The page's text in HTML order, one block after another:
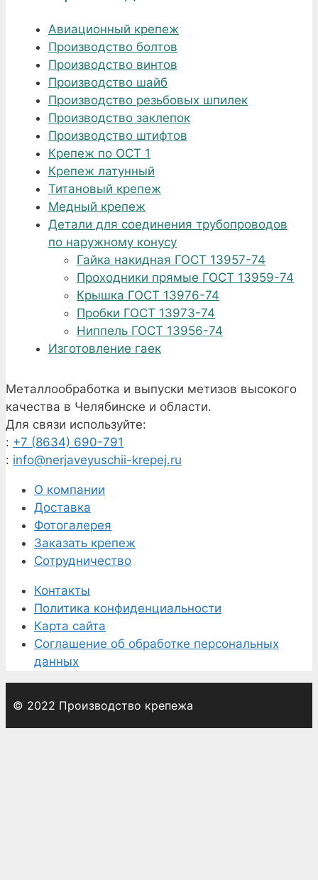
Авиационный крепеж
Производство болтов
Производство винтов
Производство шайб
Производство резьбовых шпилек
Производство заклепок
Производство штифтов
Крепеж по ОСТ 1
Крепеж латунный
Титановый крепеж
Медный крепеж
Детали для соединения трубопроводов
по наружному конусу
Гайка накидная ГОСТ 13957-74
Проходники прямые ГОСТ 13959-74
Крышка ГОСТ 13976-74
Пробки ГОСТ 13973-74
Ниппель ГОСТ 13956-74
Изготовление гаек
Металлообработка и выпуски метизов высокого
качества в Челябинске и области.
Для связи используйте:
: +7 (8634) 690-791
: info@nerjaveyuschii-krepej.ru
О компании
Доставка
Фотогалерея
Заказать крепеж
Сотрудничество
Контакты
Политика конфиденциальности
Карта сайта
Соглашение об обработке персональных
данных
© 2022 Производство крепежа